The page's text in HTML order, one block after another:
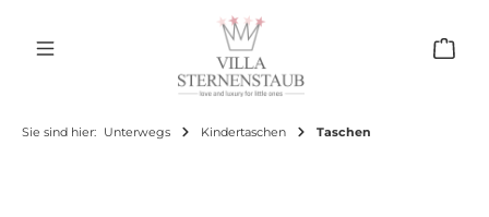
Sie sind hier: Unterwegs Kindertaschen Taschen